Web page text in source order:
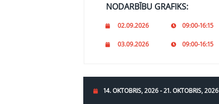
NODARBĪBU GRAFIKS:
02.09.2026 09:00-16:15
03.09.2026 09:00-16:15
14. OKTOBRIS, 2026 - 21. OKTOBRIS, 2026